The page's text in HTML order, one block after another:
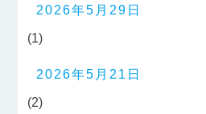
2026年5月29日
(1)
2026年5月21日
(2)